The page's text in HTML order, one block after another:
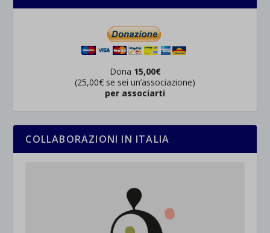
Dona 15,00€
(25,00€ se sei un’associazione)
per associarti
COLLABORAZIONI IN ITALIA